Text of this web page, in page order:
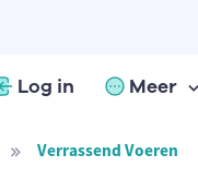
Log in Meer
Verrassend Voeren